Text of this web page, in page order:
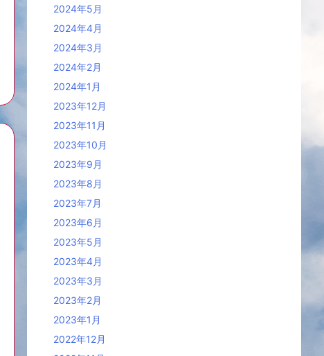
2024年5月
2024年4月
2024年3月
2024年2月
2024年1月
2023年12月
2023年11月
2023年10月
2023年9月
2023年8月
2023年7月
2023年6月
2023年5月
2023年4月
2023年3月
2023年2月
2023年1月
2022年12月